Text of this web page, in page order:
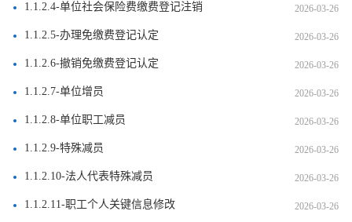
1.1.2.4-单位社会保险费缴费登记注销 2026-03-26
1.1.2.5-办理免缴费登记认定 2026-03-26
1.1.2.6-撤销免缴费登记认定 2026-03-26
1.1.2.7-单位增员 2026-03-26
1.1.2.8-单位职工减员 2026-03-26
1.1.2.9-特殊减员 2026-03-26
1.1.2.10-法人代表特殊减员 2026-03-26
1.1.2.11-职工个人关键信息修改 2026-03-26